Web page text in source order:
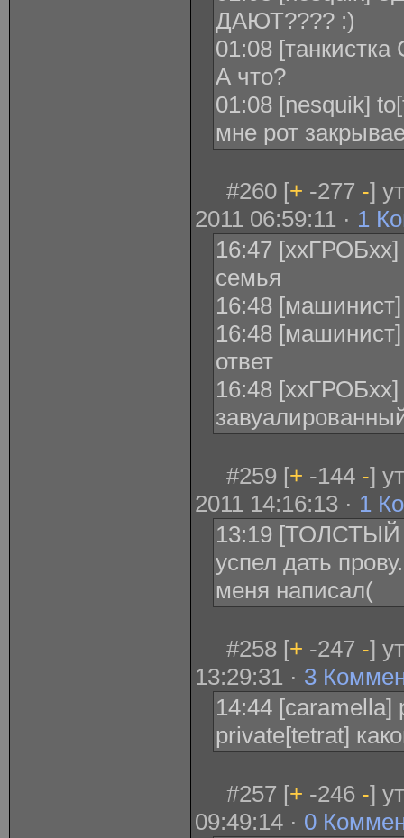
ДАЮТ???? :)
01:08
А что?
01:08 [nesquik]
мне рот
#260 [+ -277 -]
2011 06:59:11 · 1
16:47
семья
16:48
16:48
ответ
16:48
#259 [+ -144 -]
2011 14:16:13 · 1
13:19 [ТОЛСТЫЙ
успел дать
меня написал(
#258 [+ -247 -]
13:29:31 · 3
14:44 [caramella]
private[tetrat]
#257 [+ -246 -]
09:49:14 · 0